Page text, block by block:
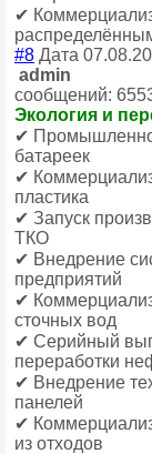
✔
#8 Дата
admin
сообщений:
Экология и
✔
батареек
✔
пластика
✔ Запуск
ТКО
✔ Внедрение
предприятий
✔
сточных вод
✔ Серийный
переработки
✔ Внедрение
панелей
✔
из отходов